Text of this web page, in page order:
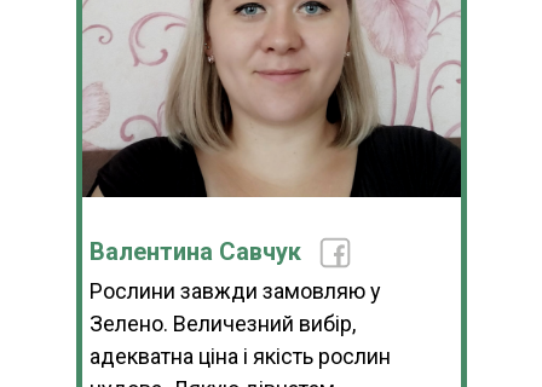
Валентина Савчук
Рослини завжди замовляю у
Зелено. Величезний вибір,
адекватна ціна і якість рослин